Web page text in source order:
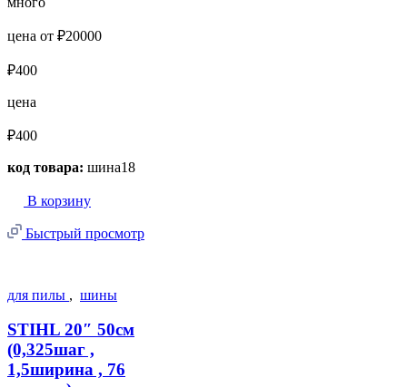
цена от ₽20000
₽400
цена
₽400
код товара: шина18
В корзину
Быстрый просмотр
для пилы , шины
STIHL 20″ 50см
(0,325шаг ,
1,5ширина , 76